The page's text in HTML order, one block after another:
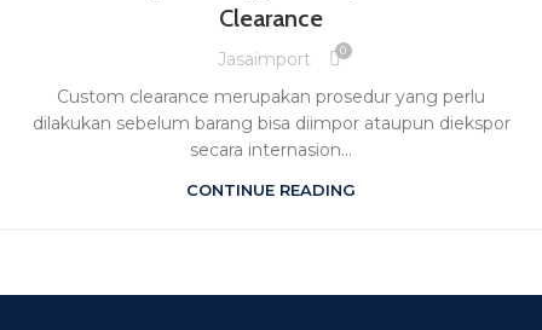
Clearance
Jasaimport 0
Custom clearance merupakan prosedur yang perlu
dilakukan sebelum barang bisa diimpor ataupun diekspor
secara internasion...
CONTINUE READING